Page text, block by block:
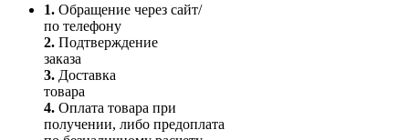
1. Обращение через сайт/
по телефону
2. Подтверждение
заказа
3. Доставка
товара
4. Оплата товара при
получении, либо предоплата